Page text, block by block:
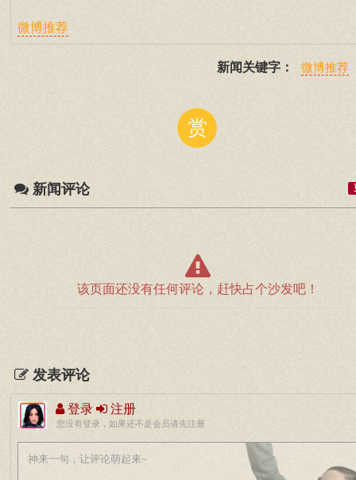
微博推荐
新闻关键字： 微博推荐
赏
新闻评论
该页面还没有任何评论，赶快占个沙发吧！
发表评论
登录 注册
您没有登录，如果还不是会员请先注册